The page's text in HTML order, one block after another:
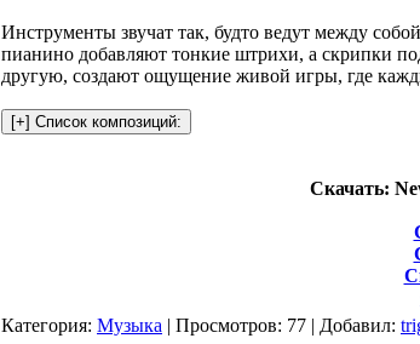
Инструменты звучат так, будто ведут между
пианино добавляют тонкие штрихи, а скрипки
другую, создают ощущение живой игры, где
Скачать:
Категория: Музыка | Просмотров: 77 | Добавил: